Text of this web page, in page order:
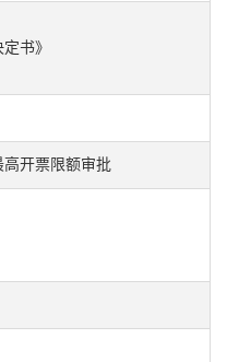
书》
开票限额审批